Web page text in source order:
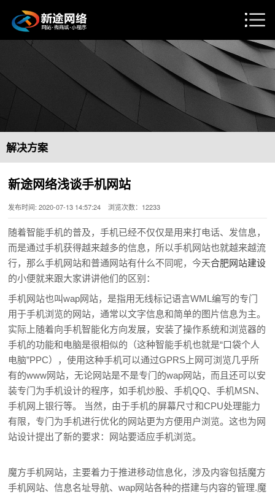
解决方案
新途网络浅谈手机网站
发布时间: 2020-07-13 14:57:24 浏览次数：12233
随着智能手机的普及，手机已经不仅仅是用来打电话、发信息，
而是通过手机获得越来越多的信息，所以手机网站也就越来越流
行，那么手机网站和普通网站有什么不同呢，今天合肥网站建设
的小便就来跟大家讲讲他们的区别：
手机网站也叫wap网站，是指用无线标记语言WML编写的专门
用于手机浏览的网站，通常以文字信息和简单的图片信息为主。
实际上随着向手机智能化方向发展，安装了操作系统和浏览器的
手机的功能和电脑是很相似的（这种智能手机也就是“口袋个人
电脑”PPC），使用这种手机可以通过GPRS上网可浏览几乎所
有的www网站，无论网站是不是专门的wap网站，而且还可以安
装专门为手机设计的程序，如手机炒股、手机QQ、手机MSN、
手机网上银行等。 当然，由于手机的屏幕尺寸和CPU处理能力
有限，专门为手机进行优化的网站更为方便用户浏览。这也为网
站设计提出了新的要求：网站要适应手机浏览。
魔方手机网站，主要着力于推进移动信息化，涉及内容包括魔方
手机网站、信息名址导航、wap网站各种的搭建与内容的管理.魔